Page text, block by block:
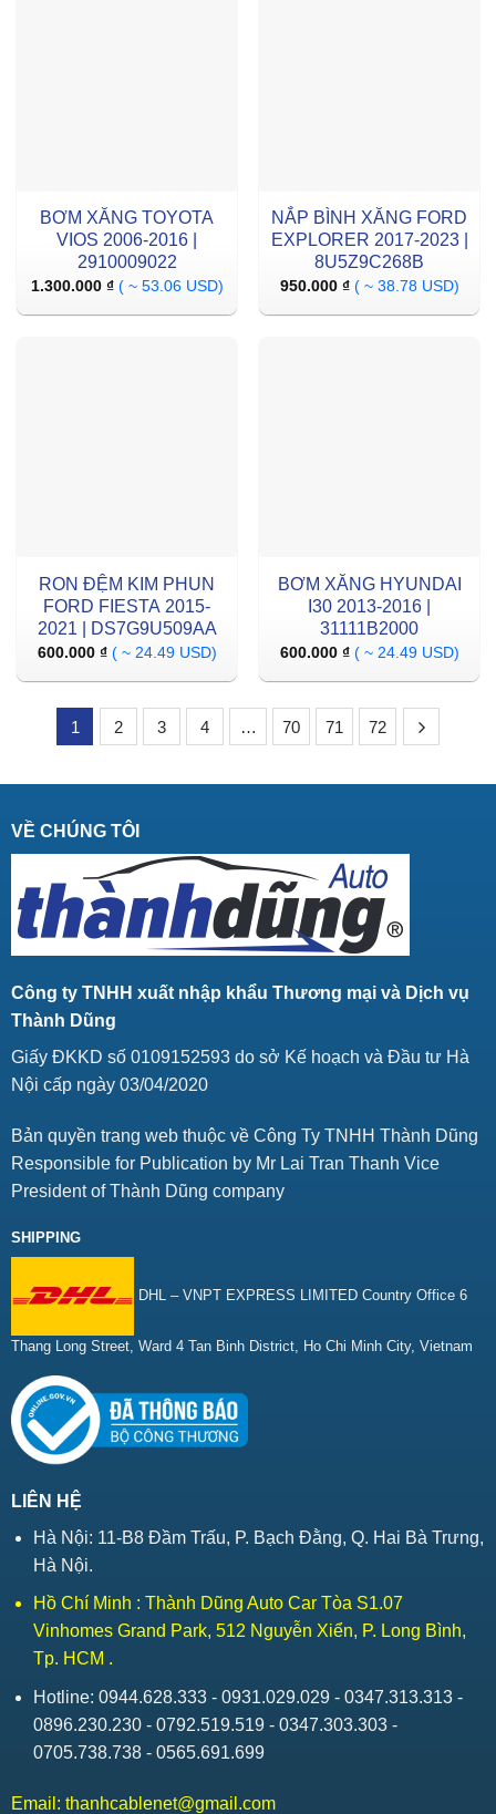
BƠM XĂNG TOYOTA
VIOS 2006-2016 |
2910009022
1.300.000 ₫ ( ~ 53.06 USD)
NẮP BÌNH XĂNG FORD
EXPLORER 2017-2023 |
8U5Z9C268B
950.000 ₫ ( ~ 38.78 USD)
RON ĐỆM KIM PHUN
FORD FIESTA 2015-
2021 | DS7G9U509AA
600.000 ₫ ( ~ 24.49 USD)
BƠM XĂNG HYUNDAI
I30 2013-2016 |
31111B2000
600.000 ₫ ( ~ 24.49 USD)
1 2 3 4 … 70 71 72
VỀ CHÚNG TÔI
Công ty TNHH xuất nhập khẩu Thương mại và Dịch vụ
Thành Dũng
Giấy ĐKKD số 0109152593 do sở Kế hoạch và Đầu tư Hà
Nội cấp ngày 03/04/2020
Bản quyền trang web thuộc về Công Ty TNHH Thành Dũng
Responsible for Publication by Mr Lai Tran Thanh Vice
President of Thành Dũng company
SHIPPING
DHL – VNPT EXPRESS LIMITED Country Office 6
Thang Long Street, Ward 4 Tan Binh District, Ho Chi Minh City, Vietnam
LIÊN HỆ
Hà Nội: 11-B8 Đầm Trấu, P. Bạch Đằng, Q. Hai Bà Trưng,
Hà Nội.
Hồ Chí Minh : Thành Dũng Auto Car Tòa S1.07
Vinhomes Grand Park, 512 Nguyễn Xiển, P. Long Bình,
Tp. HCM .
Hotline: 0944.628.333 - 0931.029.029 - 0347.313.313 -
0896.230.230 - 0792.519.519 - 0347.303.303 -
0705.738.738 - 0565.691.699
Email: thanhcablenet@gmail.com